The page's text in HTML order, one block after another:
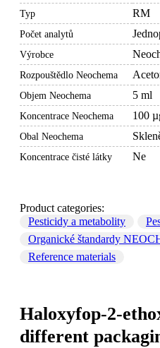
Typ RM
Počet analytů
Výrobce
Rozpouštědlo Neochema
Objem Neochema 5 ml
Koncentrace Neochema 100
Obal Neochema
Koncentrace čisté látky Ne
Product categories:
Pesticidy a metabolity
Organické štandardy
Reference materials
Haloxyfop-2-
different